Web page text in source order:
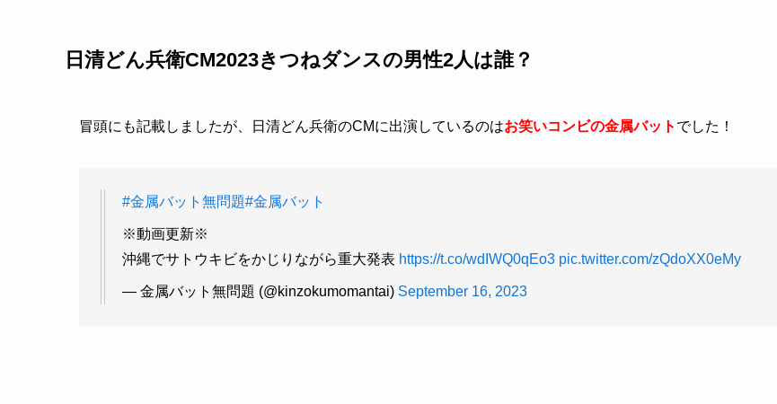
日清どん兵衛CM2023きつねダンスの男性2人は誰？
冒頭にも記載しましたが、日清どん兵衛のCMに出演しているのはお笑いコンビの金属バット でした！
#金属バット無問題#金属バット
※動画更新※
沖縄でサトウキビをかじりながら重大発表 https://t.co/wdIWQ0qEo3 pic.twitter.com/zQdoXX0eMy
— 金属バット無問題 (@kinzokumomantai) September 16, 2023